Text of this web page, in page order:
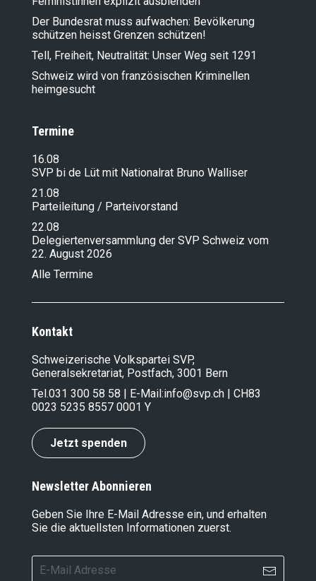
200 Tage Bundesrat Jans – eine
Schadensbilanz
28.08.2024
Messer-Terror: Wer keine deutschen
Verhältnisse will, unterschreibt die
Grenzschutz-Initiative!
30.07.2024
Kein Asyl für Kriminelle!
25.05.2024
Kontrolle in unserem Land wieder zurück!
Importierte Kriminalität ausser Kontrolle!
22.02.2024
Asylkriminalität explodiert: Wir rufen
Bundesrat Jans auf, jetzt zu handeln!
Der Bundesrat muss aufwachen: Bevölkerung
schützen heisst Grenzen schützen!
Tell, Freiheit, Neutralität: Unser Weg seit 1291
Schweiz wird von französischen Kriminellen
heimgesucht
Termine
16.08
SVP bi de Lüt mit Nationalrat Bruno Walliser
21.08
Parteileitung / Parteivorstand
22.08
Delegiertenversammlung der SVP Schweiz vom
22. August 2026
Alle Termine
Kontakt
Schweizerische Volkspartei SVP,
Generalsekretariat, Postfach, 3001 Bern
Tel.031 300 58 58 | E-Mail:info@svp.ch | CH83
0023 5235 8557 0001 Y
Jetzt spenden
Newsletter Abonnieren
Geben Sie Ihre E-Mail Adresse ein, und erhalten
Sie die aktuellsten Informationen zuerst.